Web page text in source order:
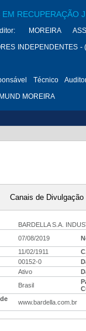
RECUPERAÇÃO
MOREIRA
INDEPENDENTES -
Técnico
MOREIRA